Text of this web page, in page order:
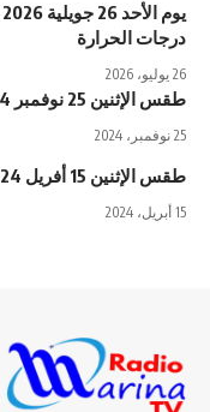
درجات الحرارة
26 يوليو، 2026
طقس الإثنين 25 نوفمبر 2024
25 نوفمبر، 2024
طقس الإثنين 15 أفريل 2024
15 أبريل، 2024